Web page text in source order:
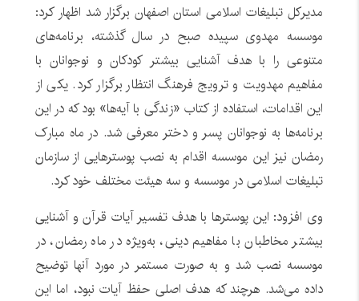
مدیرکل تبلیغات اسلامی استان اصفهان برگزار شد اظهار کرد:
موسسه مهدوی سپیده صبح در سال گذشته، برنامه‌های
متنوعی را با هدف آشنایی بیشتر کودکان و نوجوانان با
مفاهیم مهدویت و ترویج فرهنگ انتظار برگزار کرد. یکی از
این اقدامات، استفاده از کتاب «زندگی با آیه‌ها» بود که در این
برنامه‌ها به نوجوانان پسر و دختر معرفی شد. در ماه مبارک
رمضان نیز این موسسه اقدام به نصب پوسترهایی از سازمان
تبلیغات اسلامی در موسسه و سه هیئت مختلف خود کرد.
وی افزود: این پوسترها با هدف تفسیر آیات قرآن و آشنایی
بیشتر مخاطبان با مفاهیم دینی، به‌ویژه در ماه رمضان، در
موسسه نصب شد و به صورت مستمر در مورد آنها توضیح
داده می‌شد. هرچند که هدف اصلی حفظ آیات نبود، اما این